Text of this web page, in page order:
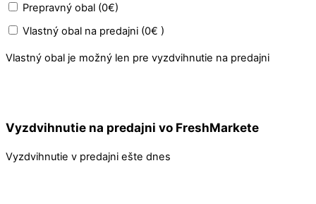
povrchy
s
vhodný
zvieratami
Prepravný obal (0€)
Vlastný obal na predajni (0€ )
Vlastný obal je možný len pre vyzdvihnutie na predajni
Vyzdvihnutie na predajni vo FreshMarkete
Vyzdvihnutie v predajni ešte dnes